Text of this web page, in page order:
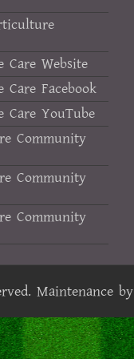
Care Website
Care Facebook
Care YouTube
Community
Community
Community
Maintenance by